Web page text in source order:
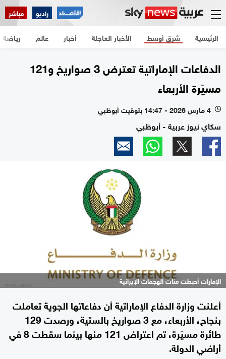
راديو مباشر
الرئيسية الأخبار العاجلة أخبار شرق أوسط عالم رياضة
الدفاعات الإماراتية تعترض 3 صواريخ و121
مسيّرة الأربعاء
l 4 مارس 2026 - 14:47 بتوقيت أبوظبي
سكاي نيوز عربية - أبوظبي
الإمارات أحبطت مئات الهجمات الإيرانية
أعلنت وزارة الدفاع الإماراتية أن دفاعاتها الجوية تعاملت
بنجاح، الأربعاء، مع 3 صواريخ بالستية، ورصدت 129
طائرة مسيّرة، تم اعتراض 121 منها بينما سقطت 8 في
أراضي الدولة.